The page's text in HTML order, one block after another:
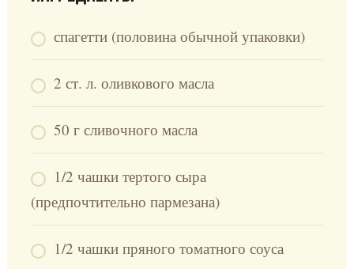
спагетти (половина обычной упаковки)
2 ст. л. оливкового масла
50 г сливочного масла
1/2 чашки тертого сыра
(предпочтительно пармезана)
1/2 чашки пряного томатного соуса